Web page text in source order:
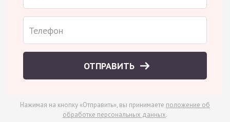
ОТПРАВИТЬ
Нажимая на кнопку «Отправить», вы принимаете положение об
обработке персональных данных.